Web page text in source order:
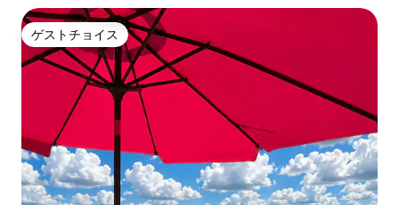
ゲストチョイス
ゲストチョイス